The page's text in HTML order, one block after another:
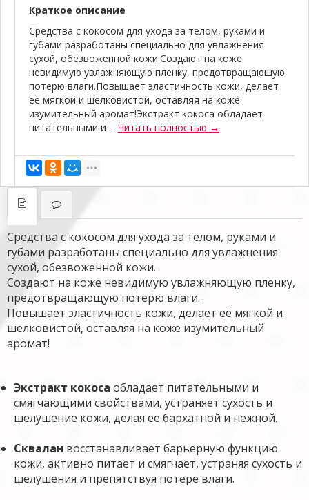
Краткое описание
Средства с кокосом для ухода за телом, руками и
губами разработаны специально для увлажнения
сухой, обезвоженной кожи.Создают на коже
невидимую увлажняющую пленку, предотвращающую
потерю влаги.Повышает эластичность кожи, делает
её мягкой и шелковистой, оставляя на коже
изумительный аромат!Экстракт кокоса обладает
питательными и ... Читать полностью →
Средства с кокосом для ухода за телом, руками и
губами разработаны специально для увлажнения
сухой, обезвоженной кожи.
Создают на коже невидимую увлажняющую пленку,
предотвращающую потерю влаги.
Повышает эластичность кожи, делает её мягкой и
шелковистой, оставляя на коже изумительный
аромат!
Экстракт кокоса обладает питательными и
смягчающими свойствами, устраняет сухость и
шелушение кожи, делая ее бархатной и нежной.
Сквалан восстанавливает барьерную функцию
кожи, активно питает и смягчает, устраняя сухость и
шелушения и препятствуя потере влаги.